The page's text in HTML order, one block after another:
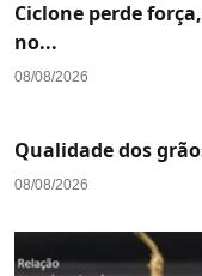
Ciclone perde
no...
08/08/2026
Qualidade dos
08/08/2026